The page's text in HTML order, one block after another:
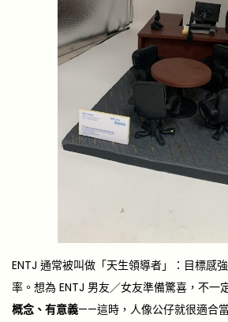
ENTJ 通常被叫做「天生領導者」：目標感
率。想為 ENTJ 男友／女友準備驚喜，不一
概念、有意義——這時，人像公仔就很適合